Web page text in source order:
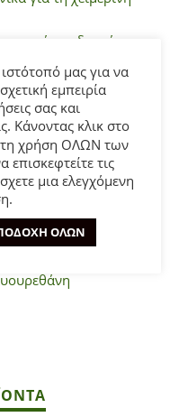
και δερμάτινο
και
φοριέται πιο εύκολα
μας για να
εμπειρία
σας και
Κάνοντας κλικ στο
χρήση ΟΛΩΝ των
τις
μια ελεγχόμενη
ΟΛΩΝ